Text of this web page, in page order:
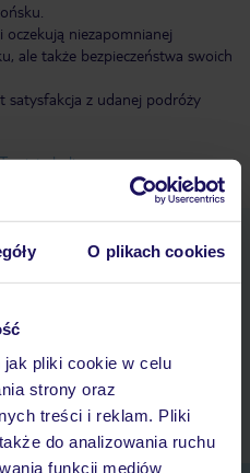
O plikach cookies
pliki cookie w celu
strony oraz
treści i reklam. Pliki
do analizowania ruchu
funkcji mediów
oczekują niezapomnianej
ale także bezpieczeństwa swoich
satysfakcja z udanej podróży
okolicy
TUI
oglądanych ofert
o Twojej rezerwacji w